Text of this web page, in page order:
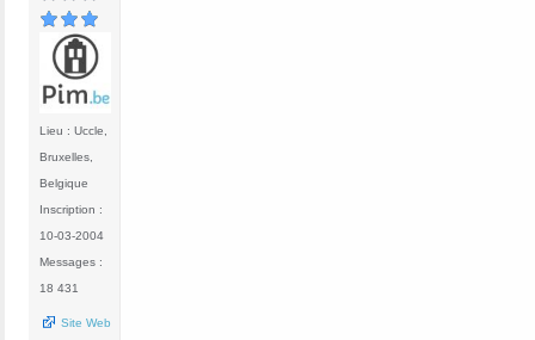
Lieu : Uccle,
Bruxelles,
Belgique
Inscription :
10-03-2004
Messages :
18 431
Site Web